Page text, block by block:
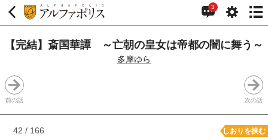
3
【完結】斎国華譚 ～亡朝の皇女は帝都の闇に舞う～
多摩ゆら
前の話 次の話
42 / 166 しおりを挟む